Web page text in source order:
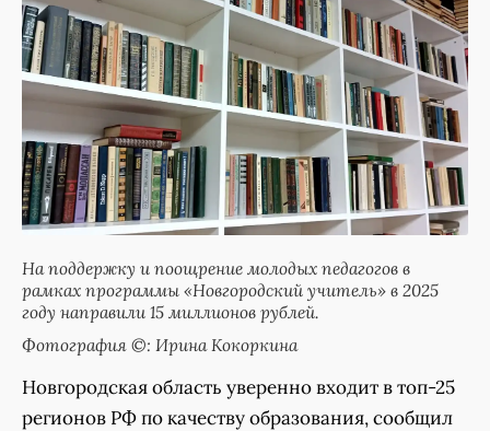
На поддержку и поощрение молодых педагогов в
рамках программы «Новгородский учитель» в 2025
году направили 15 миллионов рублей.
Фотография ©: Ирина Кокоркина
Новгородская область уверенно входит в топ-25
регионов РФ по качеству образования, сообщил